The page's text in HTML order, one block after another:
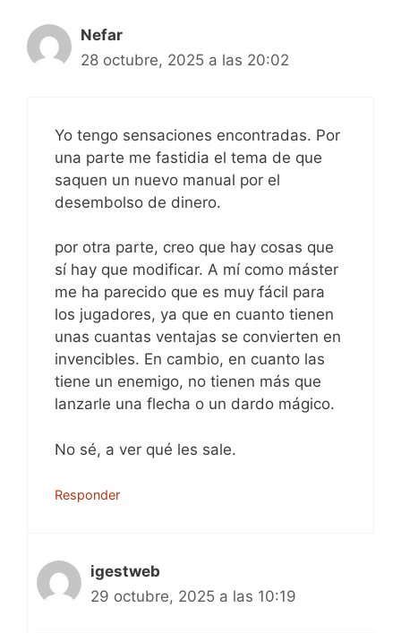
Nefar
28 octubre, 2025 a las 20:02
Yo tengo sensaciones encontradas. Por
una parte me fastidia el tema de que
saquen un nuevo manual por el
desembolso de dinero.
por otra parte, creo que hay cosas que
sí hay que modificar. A mí como máster
me ha parecido que es muy fácil para
los jugadores, ya que en cuanto tienen
unas cuantas ventajas se convierten en
invencibles. En cambio, en cuanto las
tiene un enemigo, no tienen más que
lanzarle una flecha o un dardo mágico.
No sé, a ver qué les sale.
Responder
igestweb
29 octubre, 2025 a las 10:19